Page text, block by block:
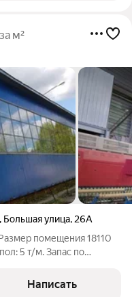
м²
, Большая улица, 26А
помещения 18110
5 т/м. Запас по
Написать